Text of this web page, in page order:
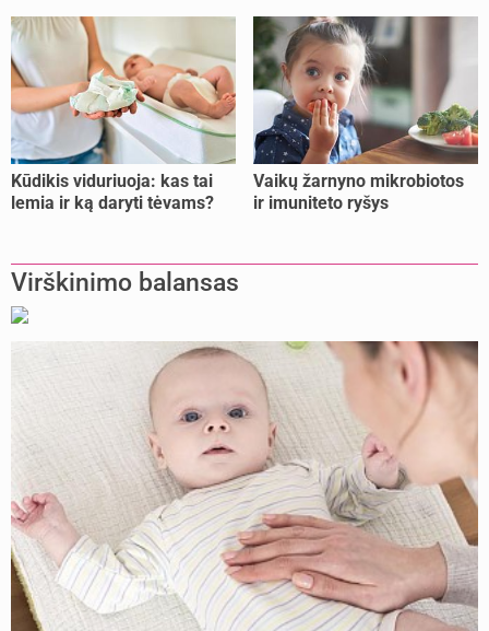
Kūdikis viduriuoja: kas tai
lemia ir ką daryti tėvams?
Vaikų žarnyno mikrobiotos
ir imuniteto ryšys
Virškinimo balansas